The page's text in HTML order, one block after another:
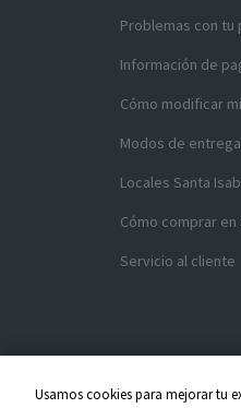
Problemas con tu
Información de
Cómo modificar
Modos de
Locales Santa
Cómo comprar
Servicio al cliente
Usamos cookies para mejorar tu